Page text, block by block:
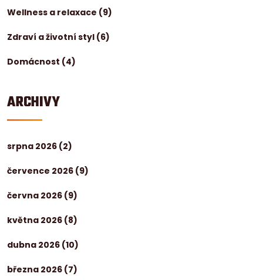
Wellness a relaxace (9)
Zdraví a životní styl (6)
Domácnost (4)
ARCHIVY
srpna 2026 (2)
července 2026 (9)
června 2026 (9)
května 2026 (8)
dubna 2026 (10)
března 2026 (7)